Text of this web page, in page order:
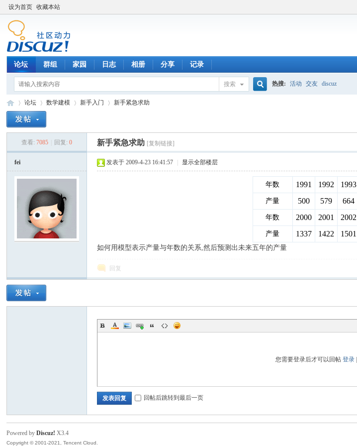
设为首页 收藏本站
论坛 群组 家园 日志 相册 分享 记录
搜索 热搜: 活动 交友 discuz
坛
论坛
›
数学建模
›
新手入门
›
新手紧急求助
查看: 7085 回复: 0 新手紧急求助 [复制链接]
fei 发表于 2009-4-23 16:41:57 显示全部楼层
年数 1991 1992 1993
产量 500 579 664
年数 2000 2001 2002
产量 1337 1422 1501
如何用模型表示产量与年数的关系,然后预测出未来五年的产量
回复
您需要登录后才可以回帖 登录|
发表回复 回帖后跳转到最后一页
Powered byDiscuz! X3.4
Copyright © 2001-2021, Tencent Cloud.